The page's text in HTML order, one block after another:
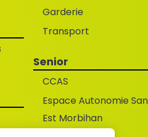
Garderie
Transport
Senior
CCAS
Espace Autonomie
Est Morbihan